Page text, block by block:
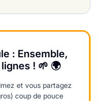
: Ensemble,
! 🌱 🌍
et vous partagez
coup de pouce